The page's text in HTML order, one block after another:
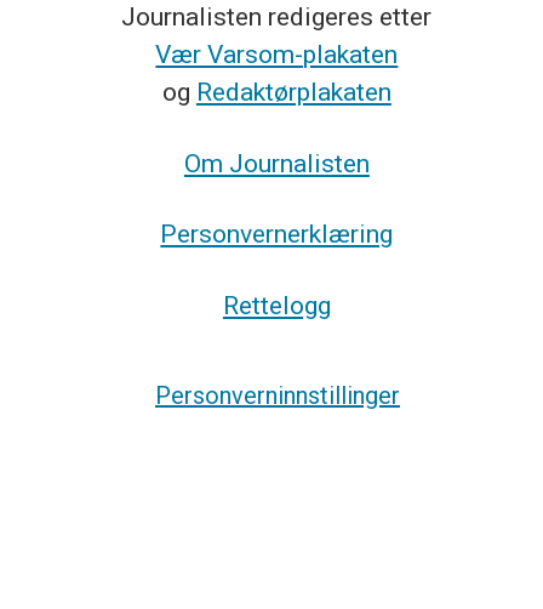
Journalisten redigeres etter
Vær Varsom-plakaten
og Redaktørplakaten
Om Journalisten
Personvernerklæring
Rettelogg
Personverninnstillinger